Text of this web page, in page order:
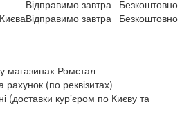
Відправимо завтра Безкоштовно
Відправимо завтра Безкоштовно
магазинах Ромстал
рахунок (по реквізитах)
(доставки курʼєром по Києву та